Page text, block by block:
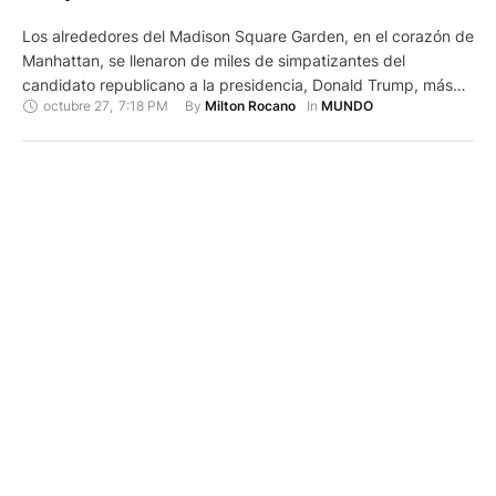
Los alrededores del Madison Square Garden, en el corazón de
Manhattan, se llenaron de miles de simpatizantes del
candidato republicano a la presidencia, Donald Trump, más
de cinco horas antes de que el expresidente aparezca en
octubre 27 7:18 PM By Milton Rocano In MUNDO